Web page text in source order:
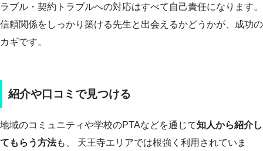
ラブル・契約トラブルへの対応はすべて自己責任になります。
信頼関係をしっかり築ける先生と出会えるかどうかが、成功の
カギです。
紹介や口コミで見つける
地域のコミュニティや学校のPTAなどを通じて知人から紹介し
てもらう方法も、 天王寺エリアでは根強く利用されていま